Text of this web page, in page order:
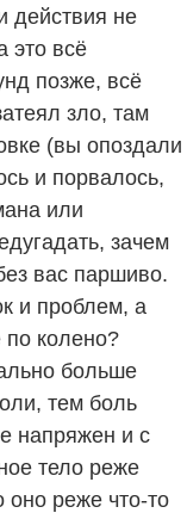
действия не
это всё
позже, всё
зло, там
(вы опоздали
и порвалось,
или
зачем
вас паршиво.
и проблем, а
колено?
больше
тем боль
напряжен и с
тело реже
оно реже что-то